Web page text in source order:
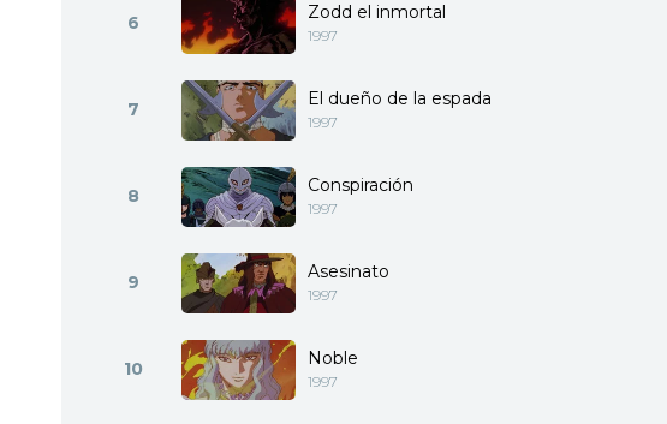
6 Zodd el inmortal
1997
7 El dueño de la espada
1997
8 Conspiración
1997
9 Asesinato
1997
10 Noble
1997